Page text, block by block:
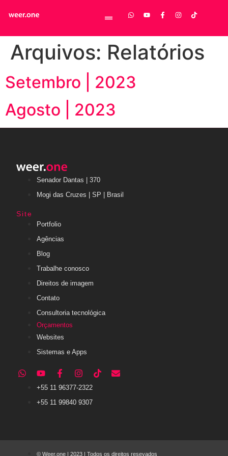
Arquivos: Relatórios
Setembro | 2023
Agosto | 2023
Senador Dantas | 370
Mogi das Cruzes | SP | Brasil
Site
Portfolio
Agências
Blog
Trabalhe conosco
Direitos de imagem
Contato
Consultoria tecnológica
Orçamentos
Websites
Sistemas e Apps
+55 11 96377-2322
+55 11 99840 9307
© Weer.one | 2023 | Todos os direitos resevados